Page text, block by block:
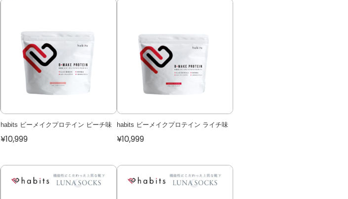
habits ビーメイクプロテイン ピーチ味
¥10,999
habits ビーメイクプロテイン ライチ味
¥10,999